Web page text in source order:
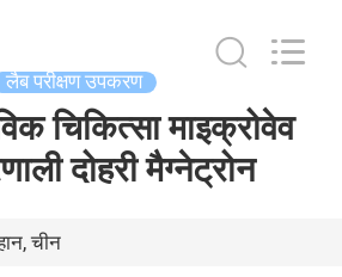
लैब परीक्षण उपकरण
चिकित्सा माइक्रोवेव
दोहरी मैग्नेट्रोन
चीन